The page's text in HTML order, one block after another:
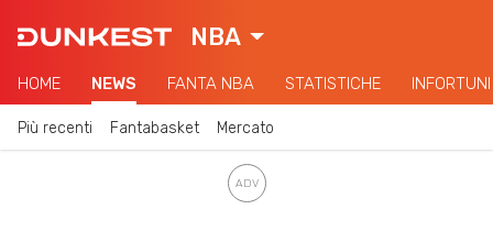
NBA
HOME NEWS FANTA NBA STATISTICHE INFORTUNI
Più recenti Fantabasket Mercato